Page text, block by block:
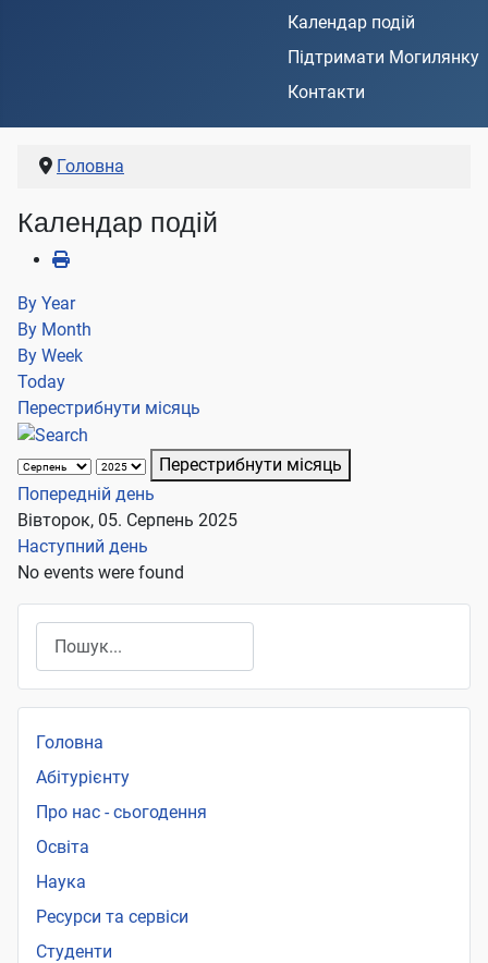
Календар подій
Підтримати Могилянку
Контакти
Головна
Календар подій
By Year
By Month
By Week
Today
Перестрибнути місяць
Перестрибнути місяць
Попередній день
Вівторок, 05. Серпень 2025
Наступний день
No events were found
Головна
Абітурієнту
Про нас - сьогодення
Освіта
Наука
Ресурси та сервіси
Студенти